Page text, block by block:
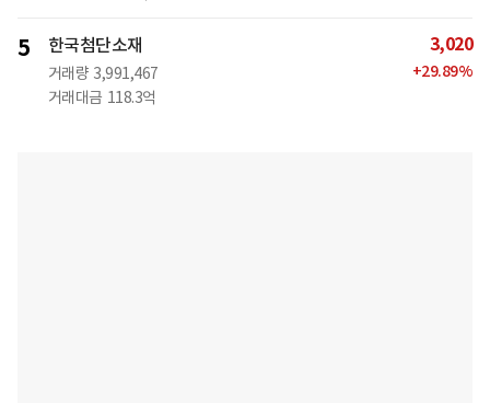
5 한국첨단소재
거래량 3,991,467
거래대금 118.3억
3,020
+29.89%